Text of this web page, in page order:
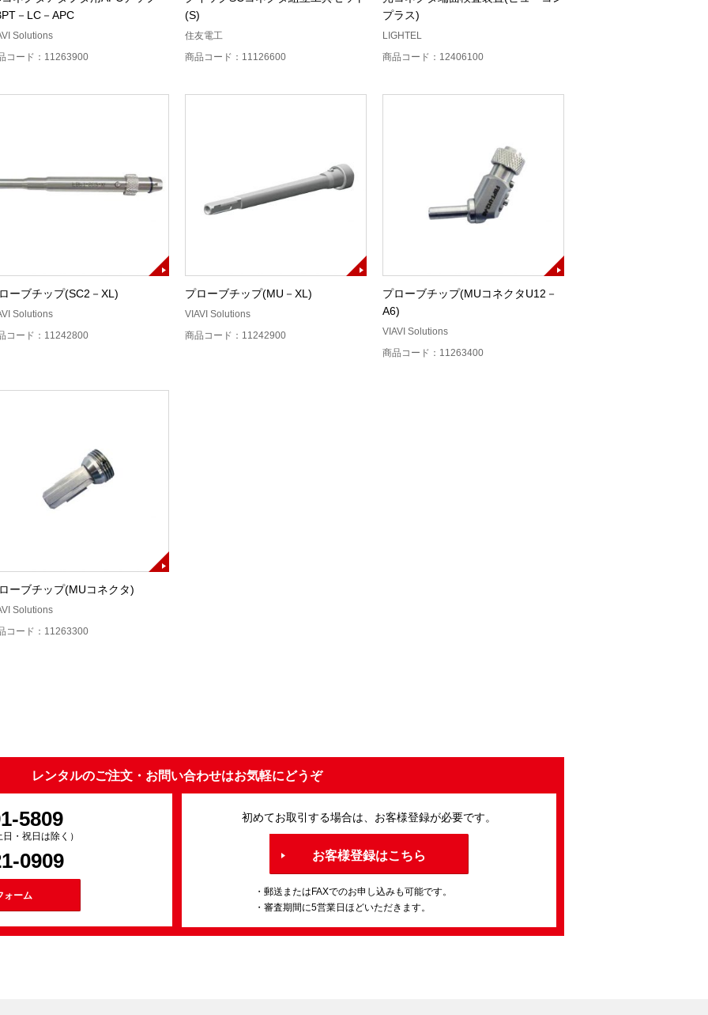
－LC－APC
Solutions
コード：11263900
(S)
住友電工
商品コード：11126600
プラス)
LIGHTEL
商品コード：12406100
ーブチップ(SC2－XL)
Solutions
コード：11242800
プローブチップ(MU－XL)
VIAVI Solutions
商品コード：11242900
プローブチップ(MUコネクタU12－
A6)
VIAVI Solutions
商品コード：11263400
ーブチップ(MUコネクタ)
Solutions
コード：11263300
レンタルのご注文・お問い合わせはお気軽にどうぞ
5809
・祝日は除く）
0909
ォーム
初めてお取引する場合は、お客様登録が必要です。
お客様登録はこちら
・郵送またはFAXでのお申し込みも可能です。
・審査期間に5営業日ほどいただきます。